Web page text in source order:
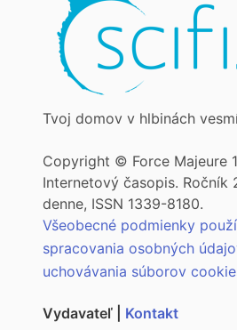
Tvoj domov v hlbinách
Copyright © Force Majeure
Internetový časopis. Ročník
denne, ISSN 1339-8180.
Všeobecné podmienky
spracovania osobných
uchovávania súborov
Vydavateľ | Kontakt